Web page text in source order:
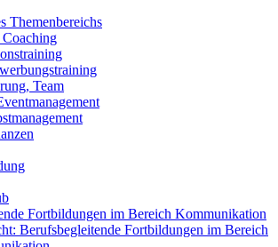
Themenbereichs
Team
Fortbildungen im Bereich Kommunikation
Berufsbegleitende Fortbildungen im Bereich